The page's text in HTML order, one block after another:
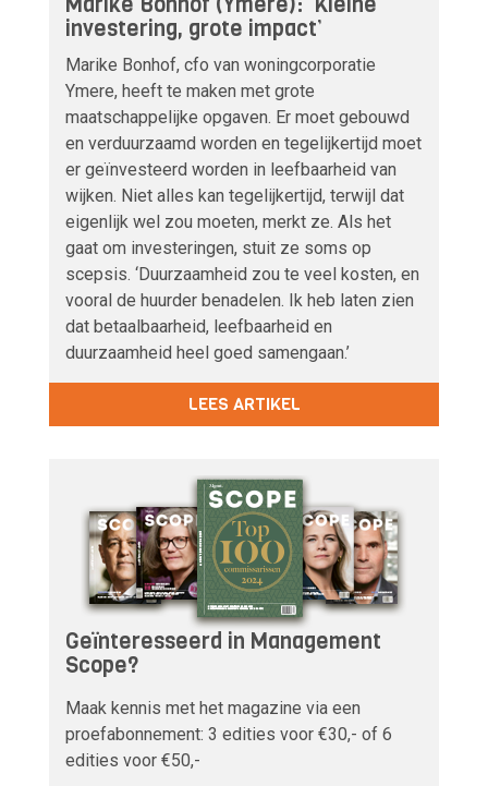
investering, grote impact’
Marike Bonhof, cfo van woningcorporatie
Ymere, heeft te maken met grote
maatschappelijke opgaven. Er moet gebouwd
en verduurzaamd worden en tegelijkertijd moet
er geïnvesteerd worden in leefbaarheid van
wijken. Niet alles kan tegelijkertijd, terwijl dat
eigenlijk wel zou moeten, merkt ze. Als het
gaat om investeringen, stuit ze soms op
scepsis. ‘Duurzaamheid zou te veel kosten, en
vooral de huurder benadelen. Ik heb laten zien
dat betaalbaarheid, leefbaarheid en
duurzaamheid heel goed samengaan.’
LEES ARTIKEL
Geïnteresseerd in Management
Scope?
Maak kennis met het magazine via een
proefabonnement: 3 edities voor €30,- of 6
edities voor €50,-